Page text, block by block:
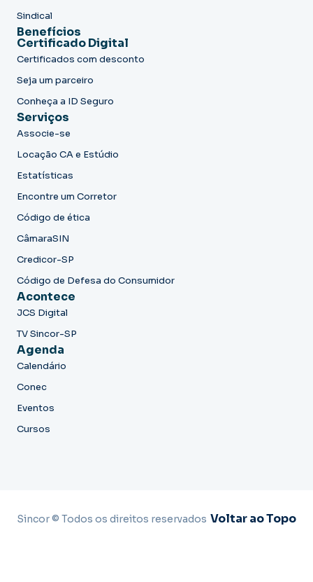
Sindical
Benefícios
Certificado Digital
Certificados com desconto
Seja um parceiro
Conheça a ID Seguro
Serviços
Associe-se
Locação CA e Estúdio
Estatísticas
Encontre um Corretor
Código de ética
CâmaraSIN
Credicor-SP
Código de Defesa do Consumidor
Acontece
JCS Digital
TV Sincor-SP
Agenda
Calendário
Conec
Eventos
Cursos
Sincor © Todos os direitos reservados Voltar ao Topo